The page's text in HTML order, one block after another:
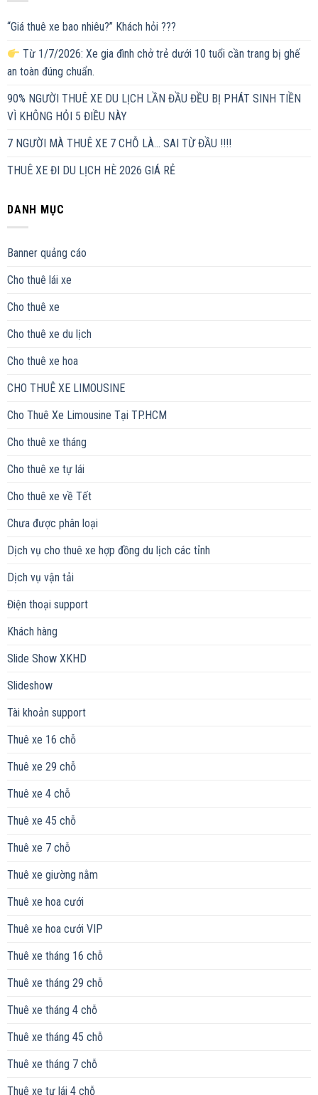
“Giá thuê xe bao nhiêu?” Khách hỏi ???
Từ 1/7/2026: Xe gia đình chở trẻ dưới 10 tuổi cần trang bị ghế
an toàn đúng chuẩn.
90% NGƯỜI THUÊ XE DU LỊCH LẦN ĐẦU ĐỀU BỊ PHÁT SINH TIỀN
VÌ KHÔNG HỎI 5 ĐIỀU NÀY
7 NGƯỜI MÀ THUÊ XE 7 CHỖ LÀ… SAI TỪ ĐẦU !!!!
THUÊ XE ĐI DU LỊCH HÈ 2026 GIÁ RẺ
DANH MỤC
Banner quảng cáo
Cho thuê lái xe
Cho thuê xe
Cho thuê xe du lịch
Cho thuê xe hoa
CHO THUÊ XE LIMOUSINE
Cho Thuê Xe Limousine Tại TP.HCM
Cho thuê xe tháng
Cho thuê xe tự lái
Cho thuê xe về Tết
Chưa được phân loại
Dịch vụ cho thuê xe hợp đồng du lịch các tỉnh
Dịch vụ vận tải
Điện thoại support
Khách hàng
Slide Show XKHD
Slideshow
Tài khoản support
Thuê xe 16 chỗ
Thuê xe 29 chỗ
Thuê xe 4 chỗ
Thuê xe 45 chỗ
Thuê xe 7 chỗ
Thuê xe giường nằm
Thuê xe hoa cưới
Thuê xe hoa cưới VIP
Thuê xe tháng 16 chỗ
Thuê xe tháng 29 chỗ
Thuê xe tháng 4 chỗ
Thuê xe tháng 45 chỗ
Thuê xe tháng 7 chỗ
Thuê xe tự lái 4 chỗ